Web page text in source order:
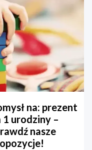
na: prezent
1 urodziny –
nasze